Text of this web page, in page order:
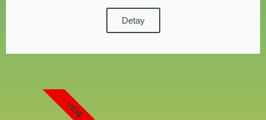
Detay
YENI